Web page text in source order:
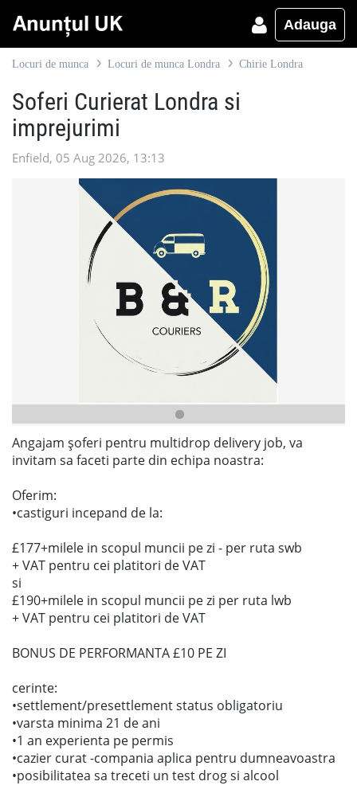
Adauga
Locuri de munca Locuri de munca Londra Chirie Londra
Soferi Curierat Londra si
imprejurimi
Enfield, 05 Aug 2026, 13:13
Angajam șoferi pentru multidrop delivery job, va
invitam sa faceti parte din echipa noastra:
Oferim:
•castiguri incepand de la:
£177+milele in scopul muncii pe zi - per ruta swb
+ VAT pentru cei platitori de VAT
si
£190+milele in scopul muncii pe zi per ruta lwb
+ VAT pentru cei platitori de VAT
BONUS DE PERFORMANTA £10 PE ZI
cerinte:
•settlement/presettlement status obligatoriu
•varsta minima 21 de ani
•1 an experienta pe permis
•cazier curat -compania aplica pentru dumneavoastra
•posibilitatea sa treceti un test drog si alcool